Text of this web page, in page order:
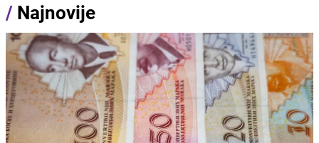
/ Najnovije